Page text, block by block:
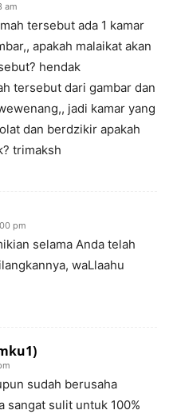
am
tersebut ada 1 kamar
apakah malaikat akan
hendak
tersebut dari gambar dan
jadi kamar yang
dan berdzikir apakah
trimaksh
pm
selama Anda telah
waLlaahu
sudah berusaha
sangat sulit untuk 100%